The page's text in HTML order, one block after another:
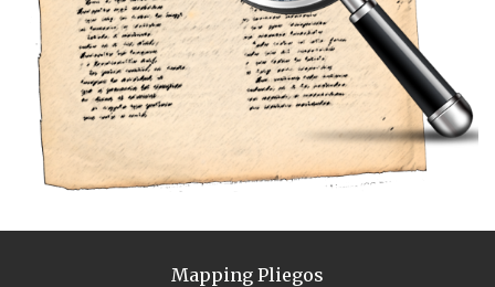
Mapping Pliegos